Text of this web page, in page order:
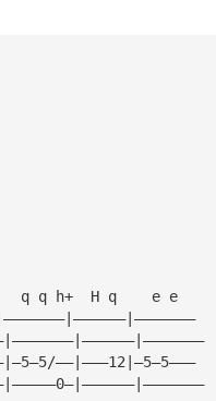
q q h+  H q    e e
——|———12|—5—5———